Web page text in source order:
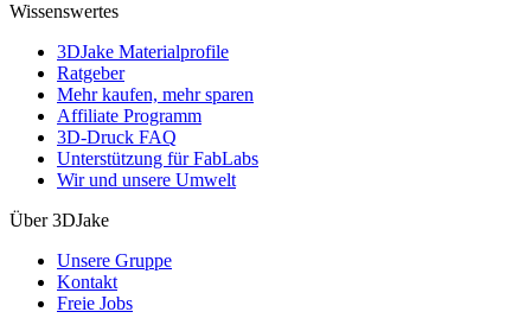
Wissenswertes
3DJake Materialprofile
Ratgeber
Mehr kaufen, mehr sparen
Affiliate Programm
3D-Druck FAQ
Unterstützung für FabLabs
Wir und unsere Umwelt
Über 3DJake
Unsere Gruppe
Kontakt
Freie Jobs